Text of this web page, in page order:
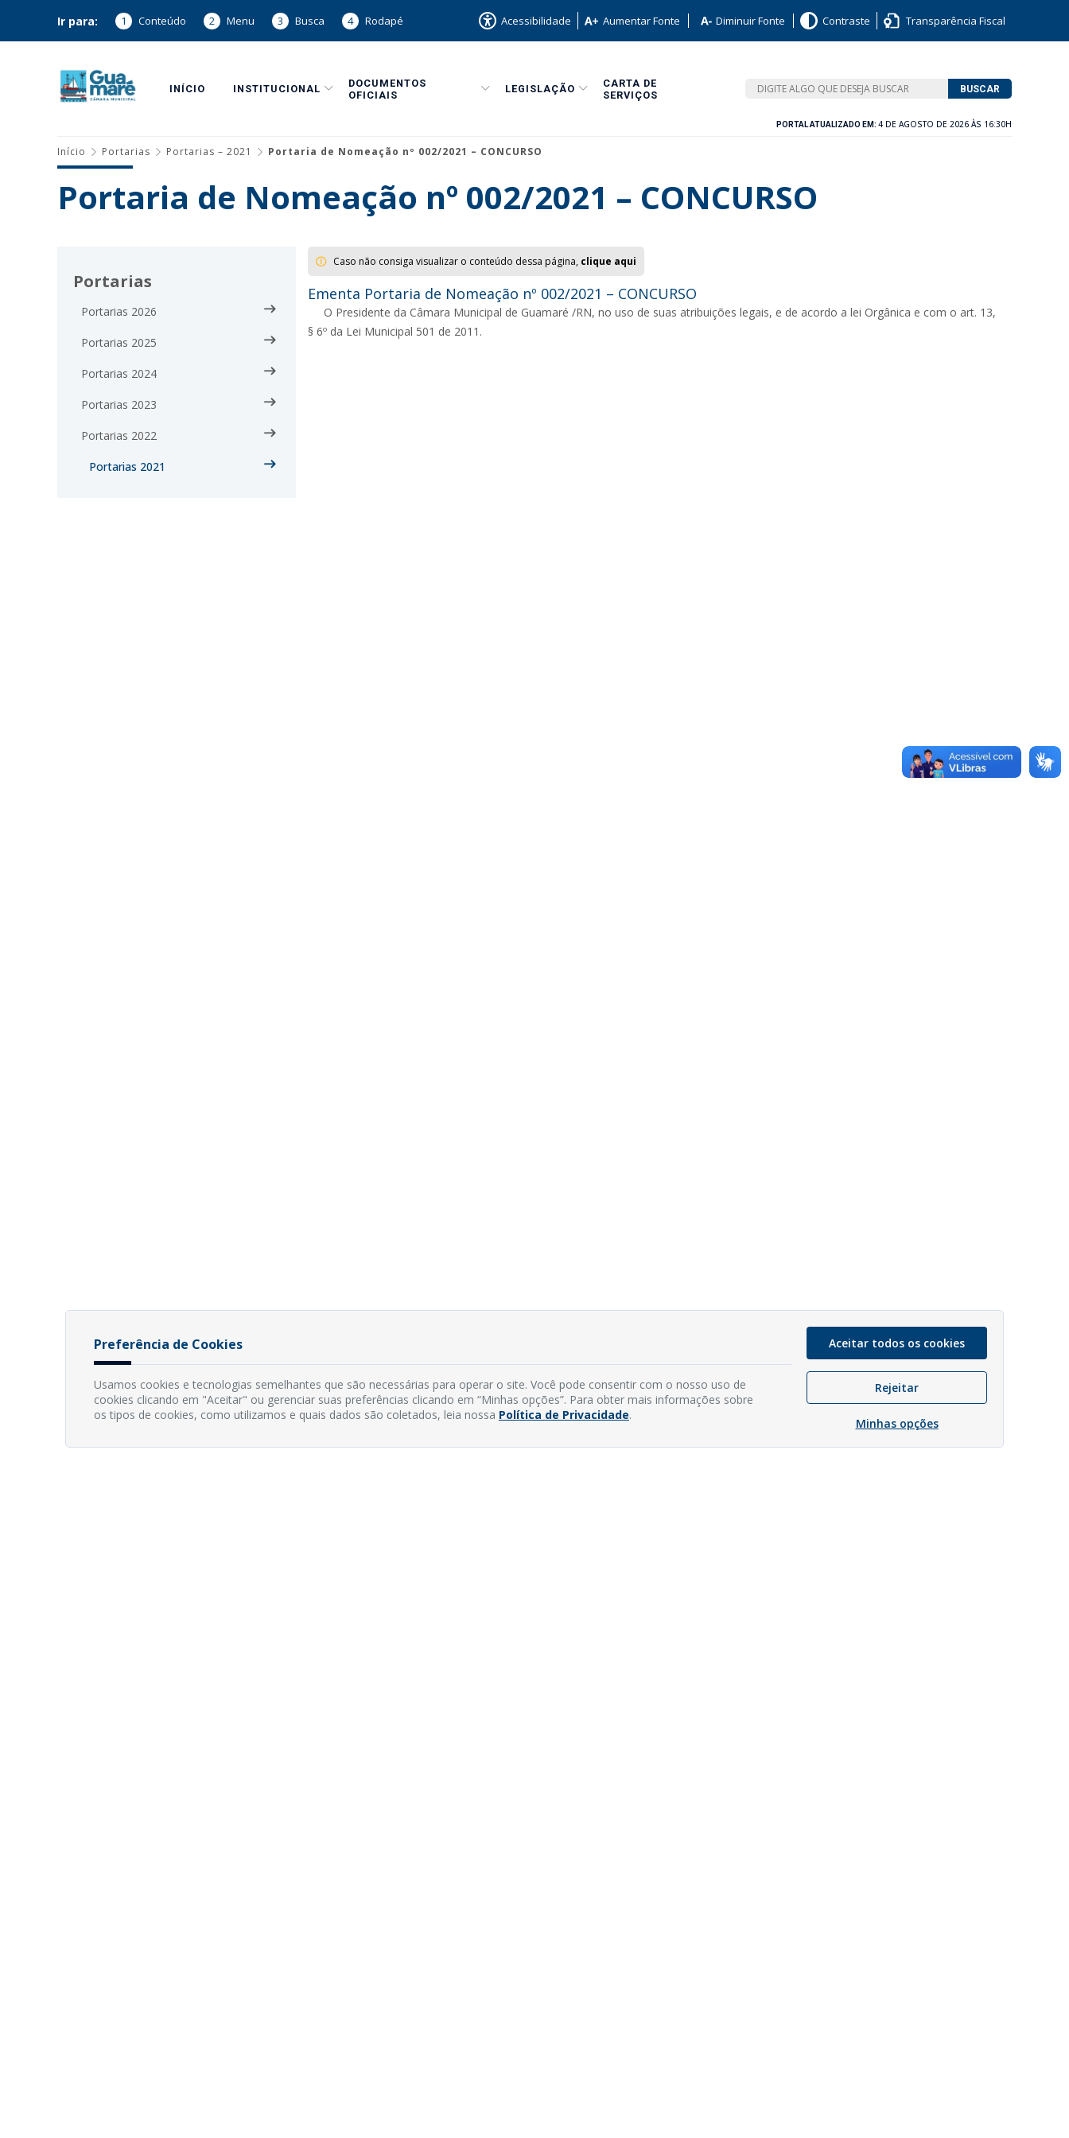
Ir para: 1 Conteúdo 2 Menu 3 Busca 4 Rodapé Acessibilidade Aumentar Fonte Diminuir Fonte Contraste Transparência Fiscal
INÍCIO INSTITUCIONAL
DOCUMENTOS
OFICIAIS
LEGISLAÇÃO
CARTA DE
SERVIÇOS
BUSCAR
PORTAL ATUALIZADO EM: 4 DE AGOSTO DE 2026 ÀS 16:30H
Início Portarias Portarias – 2021 Portaria de Nomeação nº 002/2021 – CONCURSO
Portaria de Nomeação nº 002/2021 – CONCURSO
Portarias
Portarias 2026
Portarias 2025
Portarias 2024
Portarias 2023
Portarias 2022
Portarias 2021
Caso não consiga visualizar o conteúdo dessa página, clique aqui
Ementa Portaria de Nomeação nº 002/2021 – CONCURSO
O Presidente da Câmara Municipal de Guamaré /RN, no uso de suas atribuições legais, e de acordo a lei Orgânica e com o art. 13,
§ 6º da Lei Municipal 501 de 2011.
Preferência de Cookies
Usamos cookies e tecnologias semelhantes que são necessárias para operar o site. Você pode consentir com o nosso uso de
cookies clicando em "Aceitar" ou gerenciar suas preferências clicando em “Minhas opções”. Para obter mais informações sobre
os tipos de cookies, como utilizamos e quais dados são coletados, leia nossa Política de Privacidade.
Aceitar todos os cookies
Rejeitar
Minhas opções